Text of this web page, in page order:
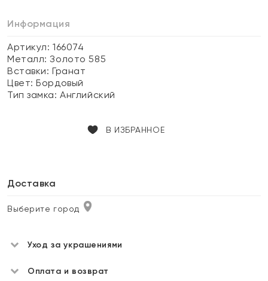
Информация
Артикул: 166074
Металл:Золото 585
Вставки:Гранат
Цвет:Бордовый
Тип замка:Английский
В ИЗБРАННОЕ
Доставка
Выберите город
Уход за украшениями
Оплата и возврат